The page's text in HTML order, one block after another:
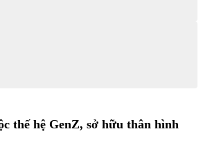
thế hệ GenZ, sở hữu thân hình